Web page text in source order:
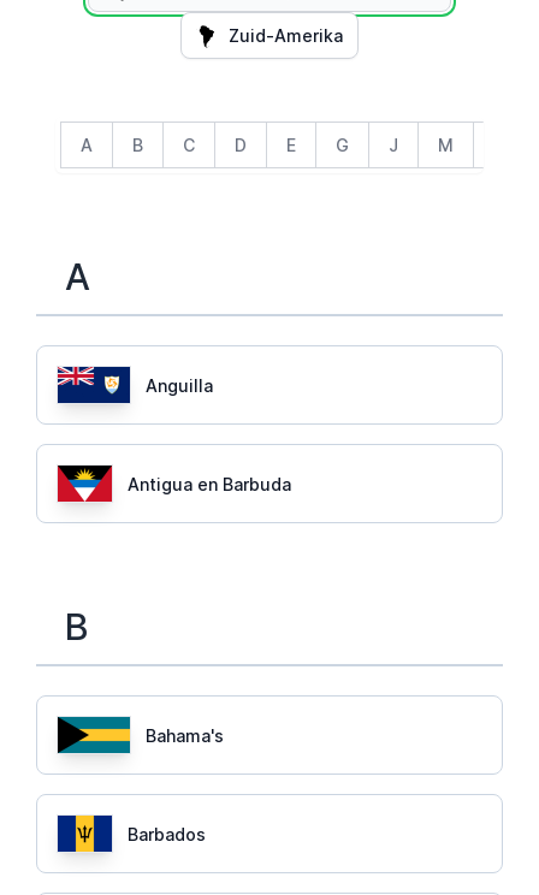
Zuid-Amerika
A B C D E G J M
A
Anguilla
Antigua en Barbuda
B
Bahama's
Barbados